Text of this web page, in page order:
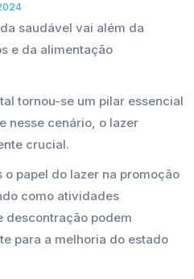
saudável vai além da
e da alimentação
tornou-se um pilar essencial
nesse cenário, o lazer
crucial.
papel do lazer na promoção
como atividades
descontração podem
para a melhoria do estado